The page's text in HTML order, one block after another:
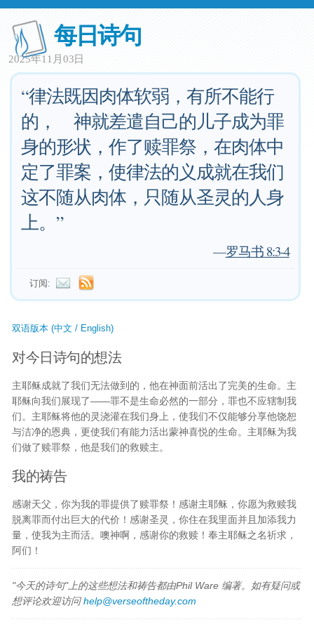
每日诗句
2025年11月03日
“律法既因肉体软弱，有所不能行
的， 神就差遣自己的儿子成为罪
身的形状，作了赎罪祭，在肉体中
定了罪案，使律法的义成就在我们
这不随从肉体，只随从圣灵的人身
上。”
—罗马书 8:3-4
订阅:
双语版本 (中文 / English)
对今日诗句的想法
主耶稣成就了我们无法做到的，他在神面前活出了完美的生命。主
耶稣向我们展现了——罪不是生命必然的一部分，罪也不应辖制我
们。主耶稣将他的灵浇灌在我们身上，使我们不仅能够分享他饶恕
与洁净的恩典，更使我们有能力活出蒙神喜悦的生命。主耶稣为我
们做了赎罪祭，他是我们的救赎主。
我的祷告
感谢天父，你为我的罪提供了赎罪祭！感谢主耶稣，你愿为救赎我
脱离罪而付出巨大的代价！感谢圣灵，你住在我里面并且加添我力
量，使我为主而活。噢神啊，感谢你的救赎！奉主耶稣之名祈求，
阿们！
"今天的诗句"上的这些想法和祷告都由Phil Ware 编著。如有疑问或
想评论欢迎访问help@verseoftheday.com